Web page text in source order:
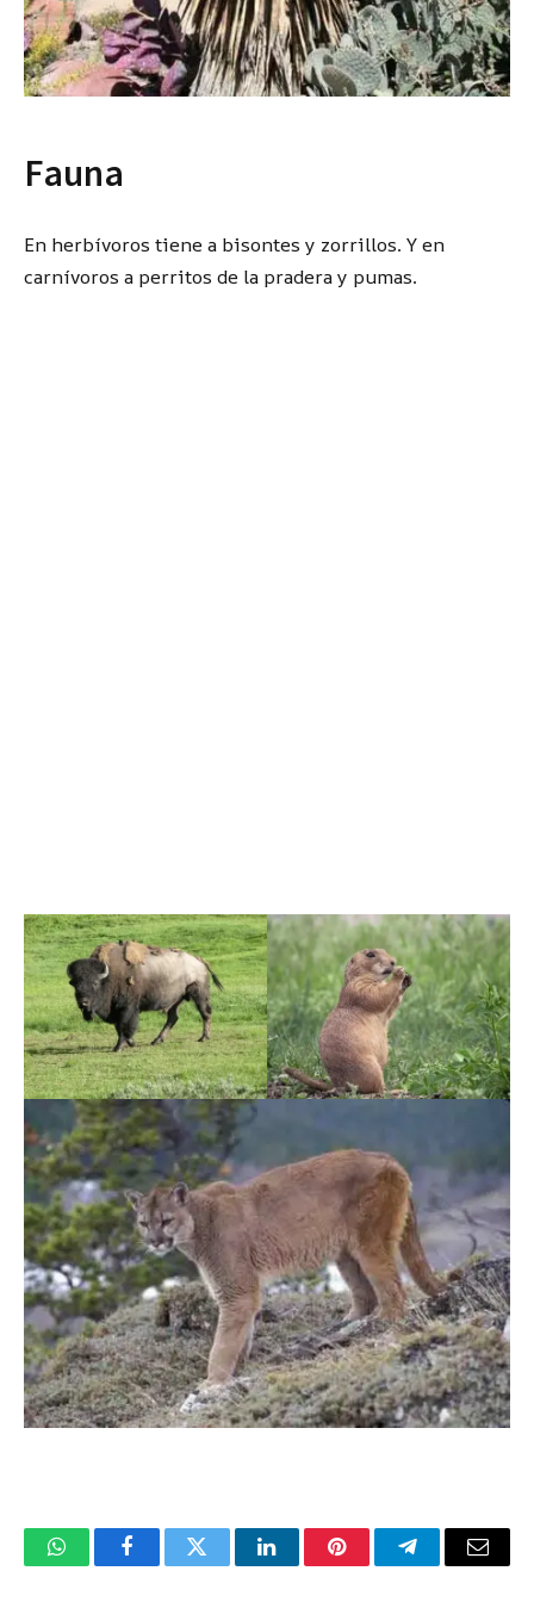
Fauna
En herbívoros tiene a bisontes y zorrillos. Y en
carnívoros a perritos de la pradera y pumas.
WhatsAppFacebookTwitter LinkedInPinterestTelegram